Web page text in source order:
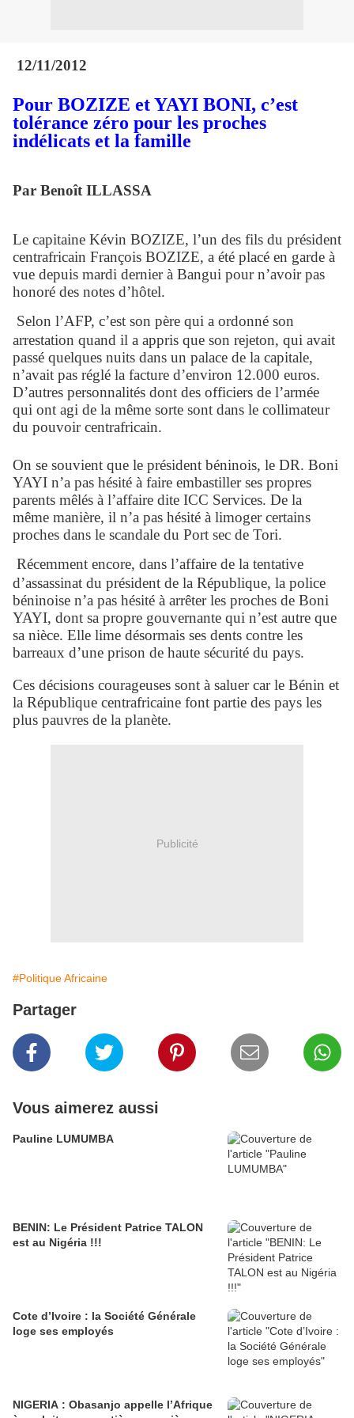
12/11/2012
Pour BOZIZE et YAYI BONI, c’est
tolérance zéro pour les proches
indélicats et la famille
Par Benoît ILLASSA
Le capitaine Kévin BOZIZE, l’un des fils du président
centrafricain François BOZIZE, a été placé en garde à
vue depuis mardi dernier à Bangui pour n’avoir pas
honoré des notes d’hôtel.
Selon l’AFP, c’est son père qui a ordonné son
arrestation quand il a appris que son rejeton, qui avait
passé quelques nuits dans un palace de la capitale,
n’avait pas réglé la facture d’environ 12.000 euros.
D’autres personnalités dont des officiers de l’armée
qui ont agi de la même sorte sont dans le collimateur
du pouvoir centrafricain.
On se souvient que le président béninois, le DR. Boni
YAYI n’a pas hésité à faire embastiller ses propres
parents mêlés à l’affaire dite ICC Services. De la
même manière, il n’a pas hésité à limoger certains
proches dans le scandale du Port sec de Tori.
Récemment encore, dans l’affaire de la tentative
d’assassinat du président de la République, la police
béninoise n’a pas hésité à arrêter les proches de Boni
YAYI, dont sa propre gouvernante qui n’est autre que
sa nièce. Elle lime désormais ses dents contre les
barreaux d’une prison de haute sécurité du pays.
Ces décisions courageuses sont à saluer car le Bénin et
la République centrafricaine font partie des pays les
plus pauvres de la planète.
Publicité
#Politique Africaine
Partager
Vous aimerez aussi
Pauline LUMUMBA
BENIN: Le Président Patrice TALON
est au Nigéria !!!
Cote d’Ivoire : la Société Générale
loge ses employés
NIGERIA : Obasanjo appelle l’Afrique